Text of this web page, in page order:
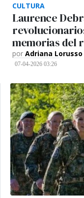
CULTURA
Laurence
memorias del
por Adriana Lorusso
07-04-2026 03:26